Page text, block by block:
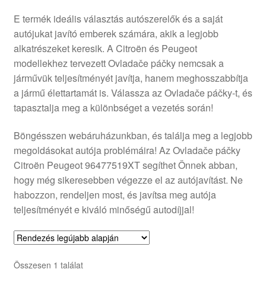
Pénztár
Rólunk
Saját fiókom
Szállítás
Szállítás világszerte
Szekér
E termék ideális választás autószerelők és a saját
autójukat javító emberek számára, akik a legjobb
alkatrészeket keresik. A Citroën és Peugeot
modellekhez tervezett Ovladače páčky nemcsak a
járművük teljesítményét javítja, hanem meghosszabbítja
a jármű élettartamát is. Válassza az Ovladače páčky-t, és
tapasztalja meg a különbséget a vezetés során!
Böngésszen webáruházunkban, és találja meg a legjobb
megoldásokat autója problémáira! Az Ovladače páčky
Citroën Peugeot 96477519XT segíthet Önnek abban,
hogy még sikeresebben végezze el az autójavítást. Ne
habozzon, rendeljen most, és javítsa meg autója
teljesítményét e kiváló minőségű autodíjjal!
Összesen 1 találat